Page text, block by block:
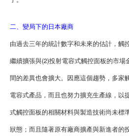
二、變局下的日本廠商
由過去三年的統計數字和未來的估計，觸
繼續擴張與(2)投射電容式觸控面板的市場
間的差異也會擴大。因應這個趨勢，多家
電容式產品，而且也努力擴充生產線，以
式觸控面板的相關材料與製造技術尚未標
狀態；而且隨著原有廠商擴產與新進者的